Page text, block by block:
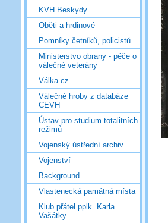
KVH Beskydy
Oběti a hrdinové
Pomníky četníků, policistů
Ministerstvo obrany - péče o
válečné veterány
Válka.cz
Válečné hroby z databáze
CEVH
Ústav pro studium totalitních
režimů
Vojenský ústřední archiv
Vojenství
Background
Vlastenecká památná místa
Klub přátel pplk. Karla
Vašátky